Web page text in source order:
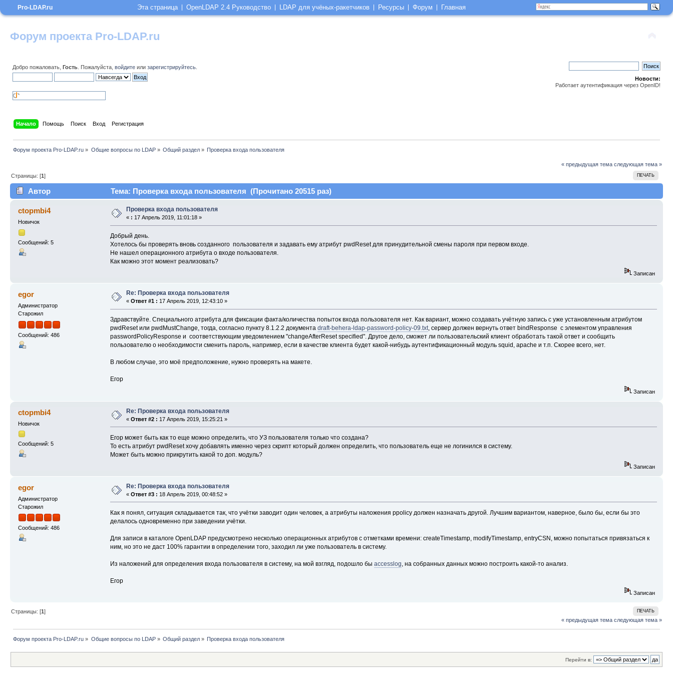
Форум проекта Pro-LDAP.ru
Добро пожаловать, Гость . Пожалуйста, войдите или зарегистрируйтесь
Новости:
Работает аутентификация через OpenID!
Начало Помощь Поиск Вход Регистрация
Форум проекта Pro-LDAP.ru » Общие вопросы по LDAP» Общий раздел» Проверка входа пользователя
« предыдущая тема следующая тема »
ПЕЧАТЬ
Страницы: [1]
Автор Тема: Проверка входа пользователя (Прочитано 20515 раз)
ctopmbi4
Новичок
Сообщений: 5
Проверка входа пользователя
« : 17 Апрель 2019, 11:01:18 »
Добрый день.
Хотелось бы проверять вновь созданного пользователя и задавать ему атрибут pwdReset для принудительной смены пароля при первом входе.
Не нашел операционного атрибута о входе пользователя.
Как можно этот момент реализовать?
Записан
egor
Администратор
Старожил
Сообщений: 486
Re: Проверка входа пользователя
« Ответ #1 : 17 Апрель 2019, 12:43:10 »
Здравствуйте. Специального атрибута для фиксации факта/количества попыток входа пользователя нет. Как вариант, можно создавать учётную запись с уже установленным атрибутом
pwdReset или pwdMustChange, тогда, согласно пункту 8.1.2.2 документа draft-behera-ldap-password-policy-09.txt, сервер должен вернуть ответ bindResponse с элементом управления
passwordPolicyResponse и соответствующим уведомлением "changeAfterReset specified". Другое дело, сможет ли пользовательский клиент обработать такой ответ и сообщить
пользователю о необходимости сменить пароль, например, если в качестве клиента будет какой-нибудь аутентификационный модуль squid, apache и т.п. Скорее всего, нет.
В любом случае, это моё предположение, нужно проверять на макете.
Егор
Записан
ctopmbi4
Новичок
Сообщений: 5
Re: Проверка входа пользователя
« Ответ #2 : 17 Апрель 2019, 15:25:21 »
Егор может быть как то еще можно определить, что УЗ пользователя только что создана?
То есть атрибут pwdReset хочу добавлять именно через скрипт который должен определить, что пользователь еще не логинился в систему.
Может быть можно прикрутить какой то доп. модуль?
Записан
egor
Администратор
Старожил
Сообщений: 486
Re: Проверка входа пользователя
« Ответ #3 : 18 Апрель 2019, 00:48:52 »
Как я понял, ситуация складывается так, что учётки заводит один человек, а атрибуты наложения ppolicy должен назначать другой. Лучшим вариантом, наверное, было бы, если бы это
делалось одновременно при заведении учётки.
Для записи в каталоге OpenLDAP предусмотрено несколько операционных атрибутов с отметками времени: createTimestamp, modifyTimestamp, entryCSN, можно попытаться привязаться к
ним, но это не даст 100% гарантии в определении того, заходил ли уже пользователь в систему.
Из наложений для определения входа пользователя в систему, на мой взгляд, подошло бы accesslog , на собранных данных можно построить какой-то анализ.
Егор
Записан
ПЕЧАТЬ
Страницы: [1]
« предыдущая тема следующая тема »
Форум проекта Pro-LDAP.ru » Общие вопросы по LDAP» Общий раздел» Проверка входа пользователя
Перейти в:
Pro-LDAP.ru Эта страница OpenLDAP 2.4 Руководство LDAP для учёных-ракетчиков Ресурсы Форум Главная